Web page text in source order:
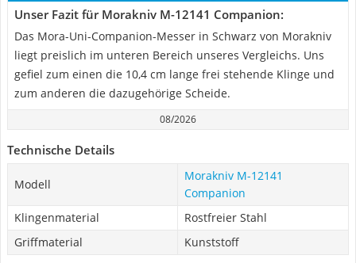
Unser Fazit für Morakniv M-12141 Companion:
Das Mora-Uni-Companion-Messer in Schwarz von Morakniv
liegt preislich im unteren Bereich unseres Vergleichs. Uns
gefiel zum einen die 10,4 cm lange frei stehende Klinge und
zum anderen die dazugehörige Scheide.
08/2026
Technische Details
Modell
Morakniv M-12141
Companion
Klingenmaterial
Rostfreier Stahl
Griffmaterial
Kunststoff